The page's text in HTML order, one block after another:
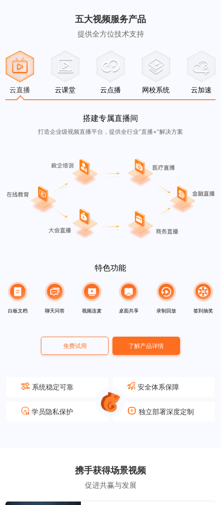
五大视频服务产品
提供全方位技术支持
云直播 云课堂 云点播 网校系统 云加速
搭建专属直播间
打造企业级视频直播平台，提供全行业“直播+”解决方案
特色功能
白板文档 聊天问答 视频连麦 桌面共享 录制回放 签到抽奖
免费试用 了解产品详情
系统稳定可靠 安全体系保障
学员隐私保护 独立部署深度定制
携手获得场景视频
促进共赢与发展